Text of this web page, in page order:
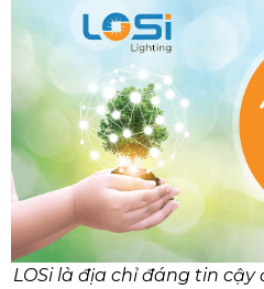
LOSi là địa chỉ đáng tin